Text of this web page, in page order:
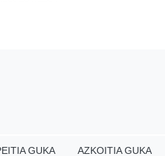
GUKA AZKOITIA GUKA